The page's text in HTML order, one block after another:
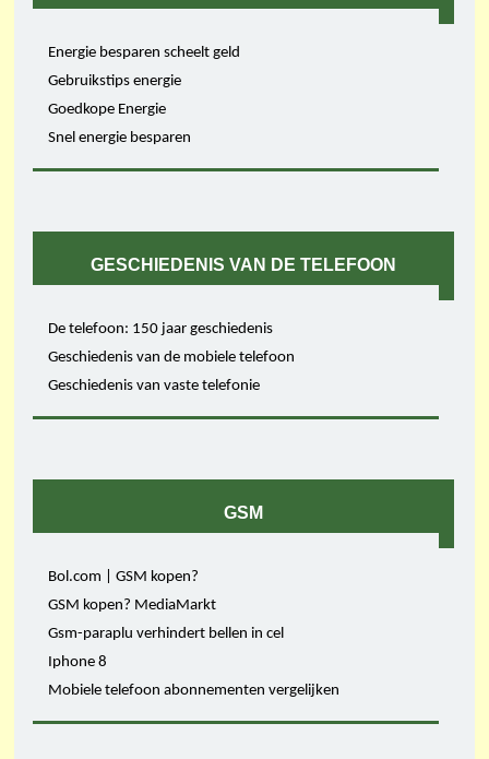
Energie besparen scheelt geld
Gebruikstips energie
Goedkope Energie
Snel energie besparen
GESCHIEDENIS VAN DE TELEFOON
De telefoon: 150 jaar geschiedenis
Geschiedenis van de mobiele telefoon
Geschiedenis van vaste telefonie
GSM
Bol.com | GSM kopen?
GSM kopen? MediaMarkt
Gsm-paraplu verhindert bellen in cel
Iphone 8
Mobiele telefoon abonnementen vergelijken